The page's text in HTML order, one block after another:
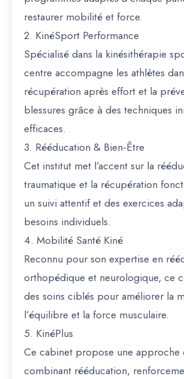
restaurer mobilité et force.
2. KinéSport Performance
Spécialisé dans la kinésithérapie
centre accompagne les athlètes
récupération après effort et la
blessures grâce à des techniques
efficaces.
3. Rééducation & Bien-Être
Cet institut met l’accent sur la
traumatique et la récupération
un suivi attentif et des exercices
besoins individuels.
4. Mobilité Santé Kiné
Reconnu pour son expertise en
orthopédique et neurologique, ce
des soins ciblés pour améliorer la
l’équilibre et la force musculaire.
5. KinéPlus
Ce cabinet propose une approche
combinant rééducation,